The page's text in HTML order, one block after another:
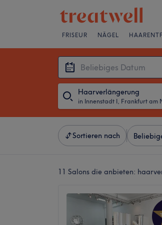
FRISEUR NÄGEL
Haarverlängerung
Sortieren nach
11 Salons die anbieten: